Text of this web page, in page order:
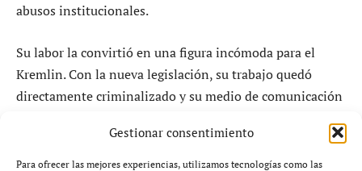
Gestionar consentimiento
Para ofrecer las mejores experiencias, utilizamos tecnologías como las
abusos institucionales.
Su labor la convirtió en una figura incómoda para el
Kremlin. Con la nueva legislación, su trabajo quedó
directamente criminalizado y su medio de comunicación
Muchos de sus colegas también han sufrido persecución: